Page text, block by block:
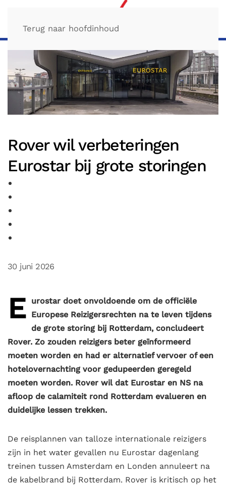
Terug naar hoofdinhoud
Rover wil verbeteringen
Eurostar bij grote storingen
30 juni 2026
E urostar doet onvoldoende om de officiële
Europese Reizigersrechten na te leven tijdens
de grote storing bij Rotterdam, concludeert
Rover. Zo zouden reizigers beter geïnformeerd
moeten worden en had er alternatief vervoer of een
hotelovernachting voor gedupeerden geregeld
moeten worden. Rover wil dat Eurostar en NS na
afloop de calamiteit rond Rotterdam evalueren en
duidelijke lessen trekken.
De reisplannen van talloze internationale reizigers
zijn in het water gevallen nu Eurostar dagenlang
treinen tussen Amsterdam en Londen annuleert na
de kabelbrand bij Rotterdam. Rover is kritisch op het